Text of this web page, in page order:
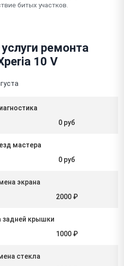
битых участков.
ремонта
10 V
0 руб
мастера
0 руб
экрана
2000 ₽
задней крышки
1000 ₽
стекла